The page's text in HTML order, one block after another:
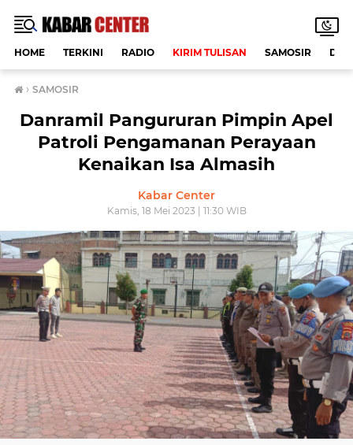
HOME TERKINI RADIO KIRIM TULISAN SAMOSIR
› SAMOSIR
Danramil Pangururan Pimpin Apel
Patroli Pengamanan Perayaan
Kenaikan Isa Almasih
Kabar Center
Kamis, 18 Mei 2023 | 11:30 WIB